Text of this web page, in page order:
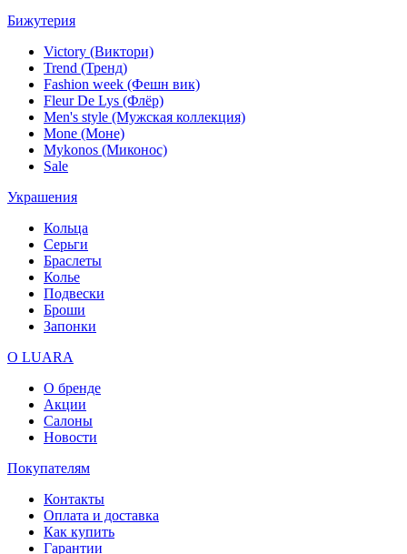
Бижутерия
Victory (Виктори)
Trend (Тренд)
Fashion week (Фешн вик)
Fleur De Lys (Флёр)
Men's style (Мужская коллекция)
Mone (Моне)
Mykonos (Миконос)
Sale
Украшения
Кольца
Серьги
Браслеты
Колье
Подвески
Броши
Запонки
О LUARA
О бренде
Акции
Салоны
Новости
Покупателям
Контакты
Оплата и доставка
Как купить
Гарантии